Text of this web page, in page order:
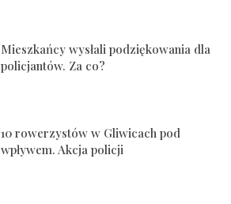
Mieszkańcy wysłali podziękowania dla
policjantów. Za co?
10 rowerzystów w Gliwicach pod
wpływem. Akcja policji